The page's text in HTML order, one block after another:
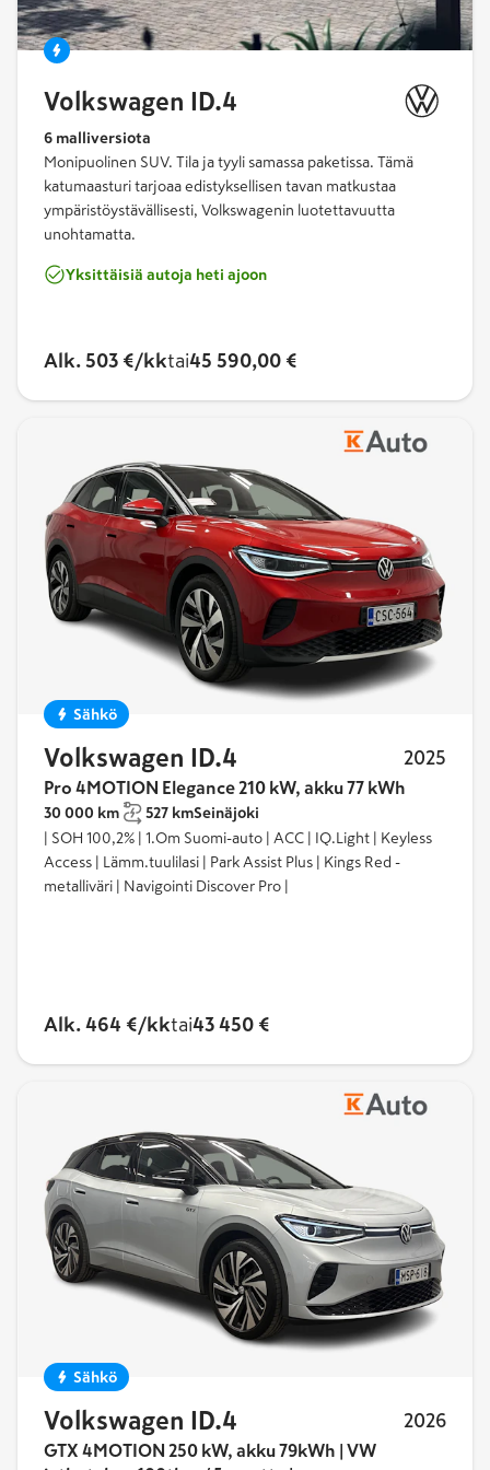
Volkswagen ID.4
6 malliversiota
Monipuolinen SUV. Tila ja tyyli samassa paketissa. Tämä
katumaasturi tarjoaa edistyksellisen tavan matkustaa
ympäristöystävällisesti, Volkswagenin luotettavuutta
unohtamatta.
Yksittäisiä autoja heti ajoon
Alk. 503 €/kktai45 590,00 €
Sähkö
Volkswagen ID.4 2025
Pro 4MOTION Elegance 210 kW, akku 77 kWh
30 000 km 527 kmSeinäjoki
| SOH 100,2% | 1.Om Suomi-auto | ACC | IQ.Light | Keyless
Access | Lämm.tuulilasi | Park Assist Plus | Kings Red -
metalliväri | Navigointi Discover Pro |
Alk. 464 €/kktai43 450 €
Sähkö
Volkswagen ID.4 2026
GTX 4MOTION 250 kW, akku 79kWh | VW